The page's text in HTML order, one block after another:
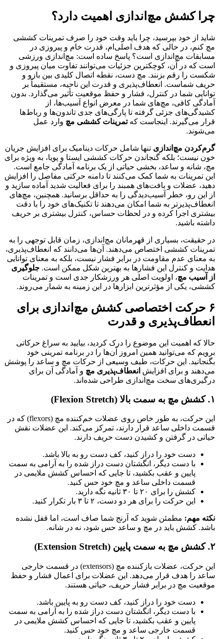
چرا کشش مچ‌اندازی اهمیت دارد؟
شاید از خود بپرسید، چرا باید وقت خود را صرف تمرینات کششی
مچ کنم، در حالی که هدف اصلی‌ام، قدرت خام و پیروزی در
مسابقات مچ‌اندازی است؟ پاسخ ساده است: مچ‌اندازی ورزشی
است که در آن، کوچکترین جزئیات می‌توانند تفاوت میان پیروزی و
شکست را رقم بزنند. مچ دست، نقطه اتصال کلیدی بین بازو و
حریف شماست. انعطاف‌پذیری و قدرت این ناحیه، مستقیماً بر
توانایی شما در کنترل، فشار و حفظ موقعیت تأثیر می‌گذارد. بدون
آمادگی کافی، مچ‌های شما در معرض انواع آسیب‌ها، از
کشیدگی‌های جزئی گرفته تا پارگی‌های جدی تاندون‌ها و رباط‌ها
قرار می‌گیرند. اینجاست کهتمرینات کششی مچ وارد عمل
می‌شوند.
گرم‌کردن مچ‌اندازی تنها شامل حرکات دینامیک برای افزایش جریان
خون نیست؛ بلکه گنجاندن حرکات کششی ایستا و پویا، به ویژه برای
مچ، شانه و ساعد، بخشی حیاتی از یک برنامه آمادگی جامع است.
این تمرینات به شما کمک می‌کنند تا دامنه حرکتی مفاصل را افزایش
دهید، عضلات و بافت‌های همبند را برای فعالیت شدید آماده سازید و
از این رو، خطر آسیب‌دیدگی را به حداقل برسانید. همچنین، مچ‌های
انعطاف‌پذیرتر به شما امکان می‌دهند تا تکنیک‌های خود را با دقت
بیشتری اجرا کرده و در لحظات حساس، کنترل بیشتری بر حریف
داشته باشید.
در حقیقت، بسیاری از قهرمانان مچ‌اندازی، زمان قابل توجهی را به
تمرینات کششی اختصاص می‌دهند. آن‌ها می‌دانند که انعطاف‌پذیری،
به معنای عدم مقاومت در برابر فشار نیست، بلکه به معنای توانایی
هدایت و کنترل این فشارها به بهترین شکل ممکن است. جلوگیری
از آسیب مچ، اولویت اصلی هر ورزشکار جدی است و تمرینات
کششی، یکی از مؤثرترین ابزارها در این زمینه به شمار می‌روند.
۶ حرکت اختصاصی کشش مچ‌اندازی برای
انعطاف‌پذیری و قدرت
حالا که اهمیت این موضوع را درک کردید، بیایید به سراغ حرکاتی
برویم که می‌توانید همین امروز آن‌ها را در برنامه تمرینی خود
بگنجانید. این حرکات، طیف وسیعی از حرکات مچ و ساعد را پوشش
می‌دهند و برای افزایش انعطاف‌پذیری مچ و آمادگی آن برای
درگیری‌های سخت مچ‌اندازی طراحی شده‌اند.
۱. کشش مچ به سمت بالا (Flexion Stretch)
این حرکت، به طور خاص روی عضلات خم‌کننده مچ (flexors) که در
قسمت داخلی ساعد قرار دارند، تمرکز می‌کند. این عضلات نقش
حیاتی در گرفتن و کشیدن دست حریف دارند.
دست خود را دراز کنید، کف دست رو به بالا باشد.
با دست دیگر، انگشتان دست دراز شده را به آرامی به سمت
پایین و عقب بکشید، تا جایی که احساس کشش ملایمی در
قسمت داخلی ساعد و مچ خود حس کنید.
کشش را برای ۲۰ تا ۳۰ ثانیه نگه دارید.
این حرکت را برای هر دو دست، ۲ تا ۳ بار تکرار کنید.
نکته مهم: مطمئن شوید که آرنج شما صاف است، اما قفل نشده
باشد. کشش باید در مچ و ساعد حس شود، نه در شانه.
۲. کشش مچ به سمت پایین (Extension Stretch)
این حرکت، عضلات بازکننده مچ (extensors) در قسمت خارجی
ساعد را هدف قرار می‌دهد. این عضلات برای اعمال فشار و حفظ
موقعیت مچ در برابر فشار حریف، حیاتی هستند.
دست خود را دراز کنید، کف دست رو به پایین باشد.
با دست دیگر، انگشتان دست دراز شده را به آرامی به سمت
پایین و عقب بکشید، تا جایی که احساس کشش ملایمی در
قسمت خارجی ساعد و مچ خود حس کنید.